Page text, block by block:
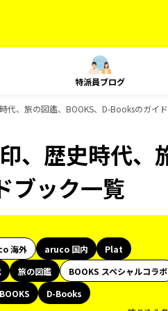
特派員ブログ
代、旅の図鑑、BOOKS、D-Booksのガイ
、歴史時代、
ブック一覧
海外 aruco 国内
Plat
旅の図鑑
BOOKS スペシャルコラボ
BOOKS
D-Books